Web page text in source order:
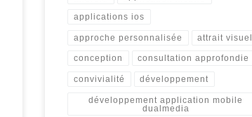
applications ios
approche personnalisée attrait visuel
conception consultation approfondie
convivialité développement
développement application mobile
dualmedia